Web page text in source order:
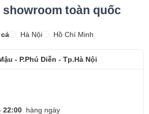
dành thời gian tham khảo và
thay màn hình tại Ngọc Nguyễn
sửa chữa: 0944-283-283
showroom toàn quốc
Hà Nội Hồ Chí Minh
- P.Phú Diễn - Tp.Hà Nội
22:00 hàng ngày